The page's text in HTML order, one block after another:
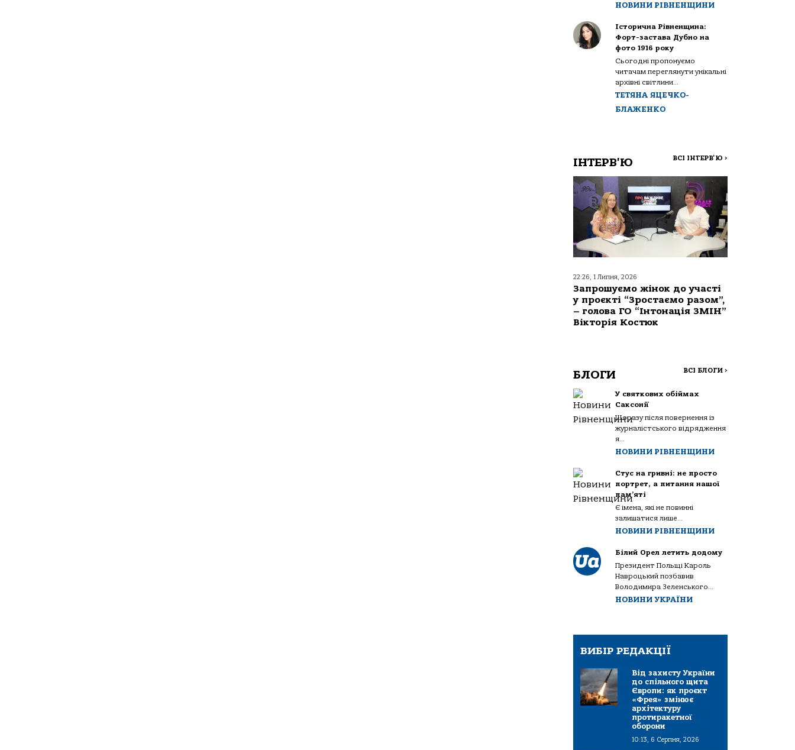
НОВИНИ РІВНЕНЩИНИ
Історична Рівненщина:
Форт-застава Дубно на
фото 1916 року
Сьогодні пропонуємо
читачам переглянути унікальні
архівні світлини...
ТЕТЯНА ЯЦЕЧКО-
БЛАЖЕНКО
ІНТЕРВ'Ю ВСІ ІНТЕРВ'Ю >
22:26, 1 Липня, 2026
Запрошуємо жінок до участі
у проєкті “Зростаємо разом”,
– голова ГО “Інтонація ЗМІН”
Вікторія Костюк
БЛОГИ ВСІ БЛОГИ >
У святкових обіймах
Саксонії
Щоразу після повернення із
журналістського відрядження
я...
НОВИНИ РІВНЕНЩИНИ
Стус на гривні: не просто
портрет, а питання нашої
пам’яті
Є імена, які не повинні
залишатися лише...
НОВИНИ РІВНЕНЩИНИ
Білий Орел летить додому
Президент Польщі Кароль
Навроцький позбавив
Володимира Зеленського...
НОВИНИ УКРАЇНИ
ВИБІР РЕДАКЦІЇ
Від захисту України
до спільного щита
Європи: як проєкт
«Фрея» змінює
архітектуру
протиракетної
оборони
10:13, 6 Серпня, 2026